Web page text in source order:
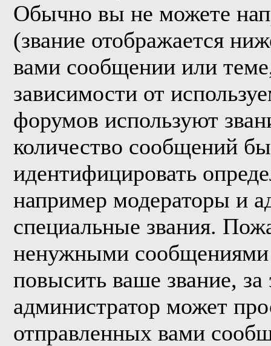
Обычно вы не можете
(звание отображается
вами сообщении или
зависимости от
форумов используют
количество сообщений
идентифицировать
например модераторы и
специальные звания.
ненужными сообщениями
повысить ваше звание, за
администратор может
отправленных вами